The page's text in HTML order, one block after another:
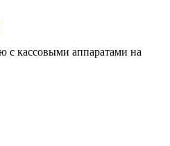
с кассовыми аппаратами на